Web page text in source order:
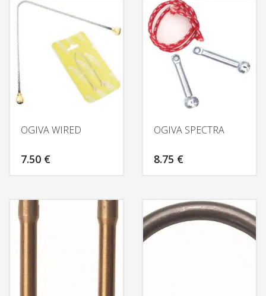
OGIVA WIRED
7.50 €
OGIVA SPECTRA
8.75 €